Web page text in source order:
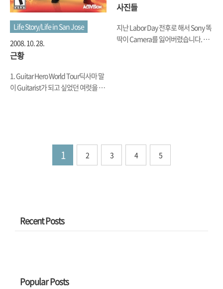
Life Story/Life in San Jose
2008. 10. 28.
근황
1. Guitar Hero World Tour딕사마 말
이 Guitarist가 되고 싶었던 여럿을 적
Series가 나왔습니다. 4개의 Drum 밖
에 없던 Rock Band의 Drum Kit에 비
해서 5개의 Drum으로 된 World Tour
군요. 뭐, 그래서 Nirvana의 About a
사진들
지난 Labor Day 전후로 해서 Sony 똑
딱이 Camera를 잃어버렸습니다. 새
확실히 지난 Sony 것보다는 사진이
깔끔해서 좋더군요. 뭐, 얼마나 더 찍
1 2 3 4 5
Recent Posts
Popular Posts